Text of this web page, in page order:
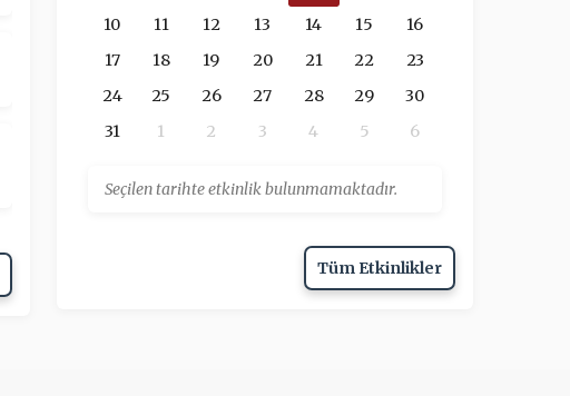
10
11 12 13 14 15
16
17
18 19 20 21 22
23
24
25 26 27 28 29
30
31
1 2 3 4 5 6
Seçilen tarihte etkinlik bulunmamaktadır.
Tüm Etkinlikler